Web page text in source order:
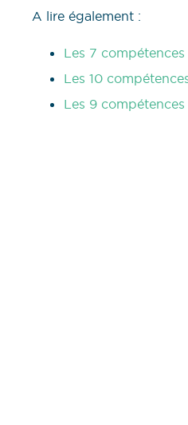
A lire également :
Les 7
Les 10
Les 9